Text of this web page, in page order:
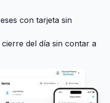
con tarjeta sin
del día sin contar a